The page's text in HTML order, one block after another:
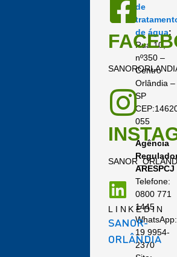
de
de água:
Rua 10,
nº350 –
Centro
Orlândia –
SP
055
Agência
ARESPCJ
Telefone:
0800 771
1445
WhatsApp:
19 9954-
2370
LINKEDIN
SANOR-
ORLÂNDIA